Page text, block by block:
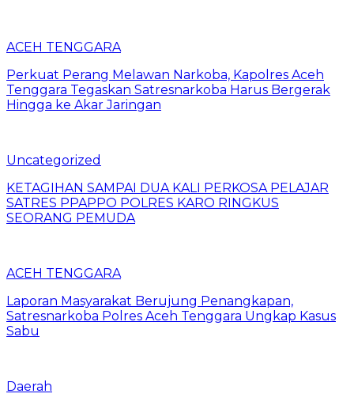
ACEH TENGGARA
Perkuat Perang Melawan Narkoba, Kapolres Aceh
Tenggara Tegaskan Satresnarkoba Harus Bergerak
Hingga ke Akar Jaringan
Uncategorized
KETAGIHAN SAMPAI DUA KALI PERKOSA PELAJAR
SATRES PPAPPO POLRES KARO RINGKUS
SEORANG PEMUDA
ACEH TENGGARA
Laporan Masyarakat Berujung Penangkapan,
Satresnarkoba Polres Aceh Tenggara Ungkap Kasus
Sabu
Daerah